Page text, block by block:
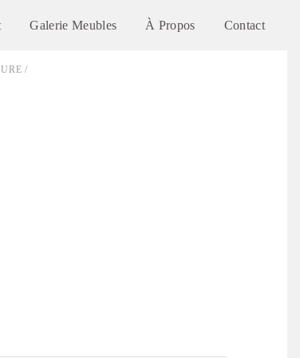
Galerie Meubles À Propos Contact
/